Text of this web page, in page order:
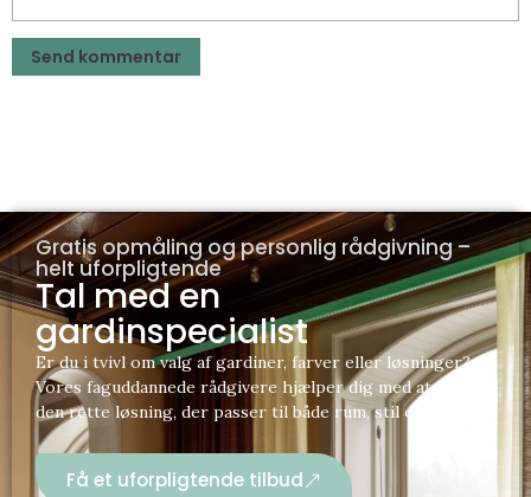
Gratis opmåling og personlig rådgivning –
helt uforpligtende
Tal med en
gardinspecialist
Er du i tvivl om valg af gardiner, farver eller løsninger?
Vores faguddannede rådgivere hjælper dig med at finde
den rette løsning, der passer til både rum, stil og behov.
Få et uforpligtende tilbud